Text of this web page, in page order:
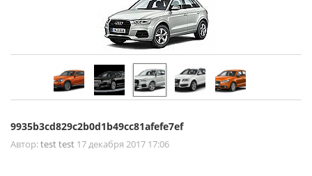
9935b3cd829c2b0d1b49cc81afefe7ef
Автор:test test 17 декабря 2017 17:06